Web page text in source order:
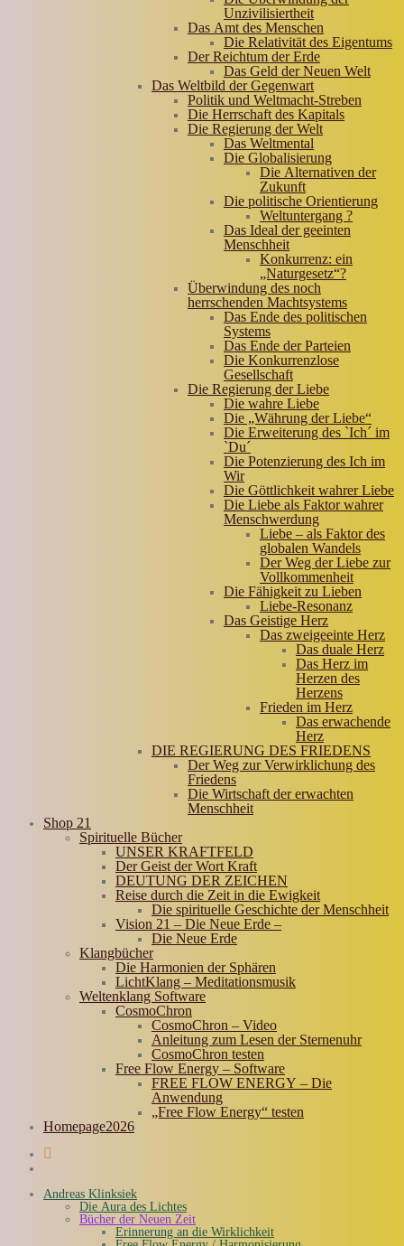
Unzivilisiertheit
Das Amt des Menschen
Die Relativität des Eigentums
Der Reichtum der Erde
Das Geld der Neuen Welt
Das Weltbild der Gegenwart
Politik und Weltmacht-Streben
Die Herrschaft des Kapitals
Die Regierung der Welt
Das Weltmental
Die Globalisierung
Die Alternativen der
Zukunft
Die politische Orientierung
Weltuntergang ?
Das Ideal der geeinten
Menschheit
Konkurrenz: ein
„Naturgesetz“?
Überwindung des noch
herrschenden Machtsystems
Das Ende des politischen
Systems
Das Ende der Parteien
Die Konkurrenzlose
Gesellschaft
Die Regierung der Liebe
Die wahre Liebe
Die „Währung der Liebe“
Die Erweiterung des `Ich´ im
`Du´
Die Potenzierung des Ich im
Wir
Die Göttlichkeit wahrer Liebe
Die Liebe als Faktor wahrer
Menschwerdung
Liebe – als Faktor des
globalen Wandels
Der Weg der Liebe zur
Vollkommenheit
Die Fähigkeit zu Lieben
Liebe-Resonanz
Das Geistige Herz
Das zweigeeinte Herz
Das duale Herz
Das Herz im
Herzen des
Herzens
Frieden im Herz
Das erwachende
Herz
DIE REGIERUNG DES FRIEDENS
Der Weg zur Verwirklichung des
Friedens
Die Wirtschaft der erwachten
Menschheit
Shop 21
Spirituelle Bücher
UNSER KRAFTFELD
Der Geist der Wort Kraft
DEUTUNG DER ZEICHEN
Reise durch die Zeit in die Ewigkeit
Die spirituelle Geschichte der Menschheit
Vision 21 – Die Neue Erde –
Die Neue Erde
Klangbücher
Die Harmonien der Sphären
LichtKlang – Meditationsmusik
Weltenklang Software
CosmoChron
CosmoChron – Video
Anleitung zum Lesen der Sternenuhr
CosmoChron testen
Free Flow Energy – Software
FREE FLOW ENERGY – Die
Anwendung
„Free Flow Energy“ testen
Homepage2026
Andreas Klinksiek
Die Aura des Lichtes
Bücher der Neuen Zeit
Erinnerung an die Wirklichkeit